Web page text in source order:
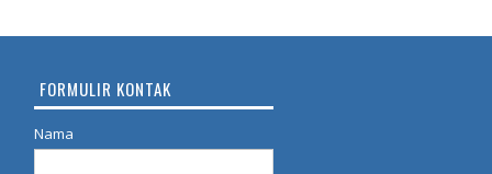
FORMULIR KONTAK
Nama